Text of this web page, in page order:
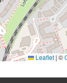
Leaflet | ©
zur
von
durch